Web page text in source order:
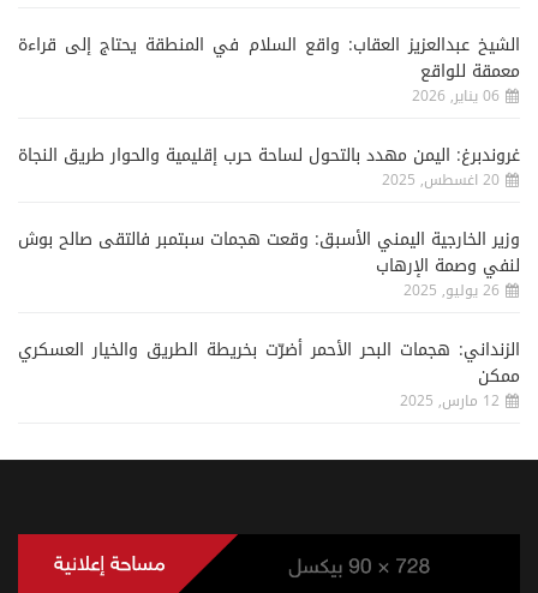
الشيخ عبدالعزيز العقاب: واقع السلام في المنطقة يحتاج إلى قراءة
معمقة للواقع
06 يناير, 2026
غروندبرغ: اليمن مهدد بالتحول لساحة حرب إقليمية والحوار طريق النجاة
20 اغسطس, 2025
وزير الخارجية اليمني الأسبق: وقعت هجمات سبتمبر فالتقى صالح بوش
لنفي وصمة الإرهاب
26 يوليو, 2025
الزنداني: هجمات البحر الأحمر أضرّت بخريطة الطريق والخيار العسكري
ممكن
12 مارس, 2025